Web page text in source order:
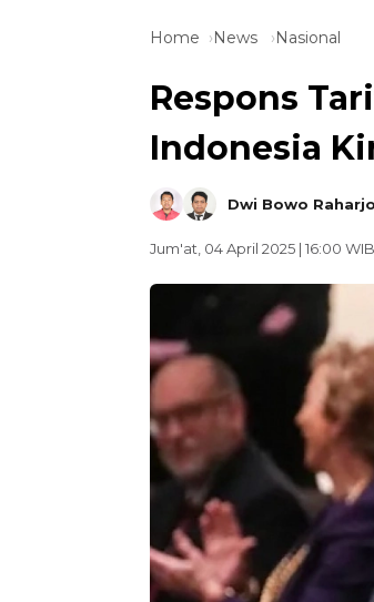
Home News Nasional
Respons
Indonesia
Dwi Bowo Raharjo
Jum'at, 04 April 2025 | 16:00 WIB